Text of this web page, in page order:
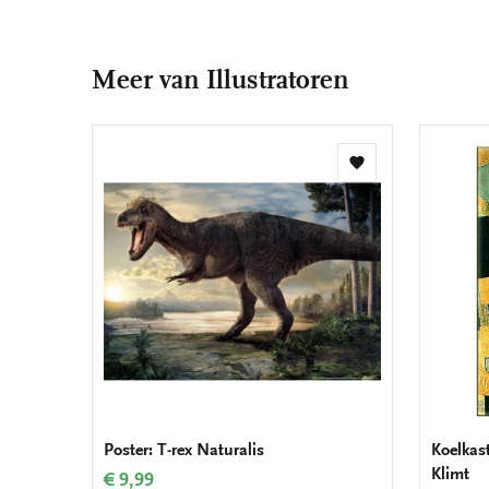
Meer van Illustratoren
Toevoegen
aan
verlanglijst
Poster: T-rex Naturalis
€ 9,99
Klimt